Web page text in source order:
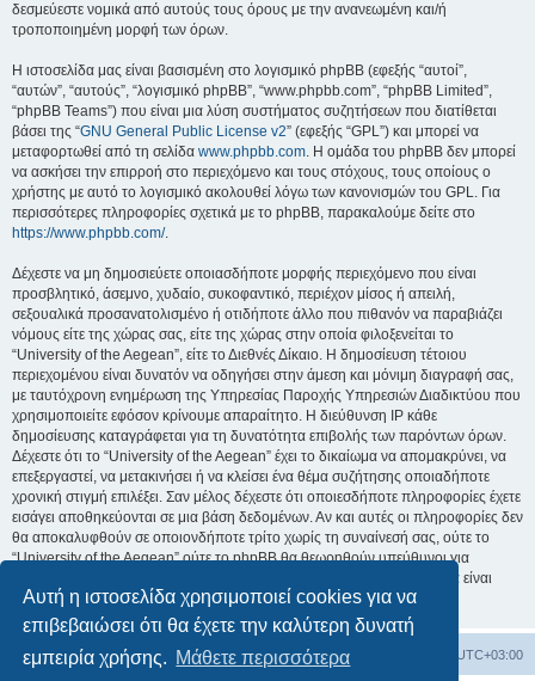
Αυτή η ιστοσελίδα χρησιμοποιεί cookies για να
επιβεβαιώσει ότι θα έχετε την καλύτερη δυνατή
εμπειρία χρήσης. Μάθετε περισσότερα
δεσμεύεστε νομικά από αυτούς τους όρους με την ανανεωμένη και/ή
τροποποιημένη μορφή των όρων.
Η ιστοσελίδα μας είναι βασισμένη στο λογισμικό phpBB (εφεξής “αυτοί”,
“αυτών”, “αυτούς”, “λογισμικό phpBB”, “www.phpbb.com”, “phpBB Limited”,
“phpBB Teams”) που είναι μια λύση συστήματος συζητήσεων που διατίθεται
βάσει της “GNU General Public License v2” (εφεξής “GPL”) και μπορεί να
μεταφορτωθεί από τη σελίδα www.phpbb.com. Η ομάδα του phpBB δεν μπορεί
να ασκήσει την επιρροή στο περιεχόμενο και τους στόχους, τους οποίους ο
χρήστης με αυτό το λογισμικό ακολουθεί λόγω των κανονισμών του GPL. Για
περισσότερες πληροφορίες σχετικά με το phpBB, παρακαλούμε δείτε στο
https://www.phpbb.com/.
Δέχεστε να μη δημοσιεύετε οποιασδήποτε μορφής περιεχόμενο που είναι
προσβλητικό, άσεμνο, χυδαίο, συκοφαντικό, περιέχον μίσος ή απειλή,
σεξουαλικά προσανατολισμένο ή οτιδήποτε άλλο που πιθανόν να παραβιάζει
νόμους είτε της χώρας σας, είτε της χώρας στην οποία φιλοξενείται το
“University of the Aegean”, είτε το Διεθνές Δίκαιο. Η δημοσίευση τέτοιου
περιεχομένου είναι δυνατόν να οδηγήσει στην άμεση και μόνιμη διαγραφή σας,
με ταυτόχρονη ενημέρωση της Υπηρεσίας Παροχής Υπηρεσιών Διαδικτύου που
χρησιμοποιείτε εφόσον κρίνουμε απαραίτητο. Η διεύθυνση IP κάθε
δημοσίευσης καταγράφεται για τη δυνατότητα επιβολής των παρόντων όρων.
Δέχεστε ότι το “University of the Aegean” έχει το δικαίωμα να απομακρύνει, να
επεξεργαστεί, να μετακινήσει ή να κλείσει ένα θέμα συζήτησης οποιαδήποτε
χρονική στιγμή επιλέξει. Σαν μέλος δέχεστε ότι οποιεσδήποτε πληροφορίες έχετε
εισάγει αποθηκεύονται σε μια βάση δεδομένων. Αν και αυτές οι πληροφορίες δεν
θα αποκαλυφθούν σε οποιονδήποτε τρίτο χωρίς τη συναίνεσή σας, ούτε το
“University of the Aegean” ούτε το phpBB θα θεωρηθούν υπεύθυνοι για
οποιαδήποτε απόπειρα ηλεκτρονικής εισβολής ή παραβίασης η οποία είναι
δυνατόν να οδηγήσει σε απώλεια αυτών των δεδομένων.
Board Όλοι οι χρόνοι είναι UTC+03:00
Διαγραφή cookies